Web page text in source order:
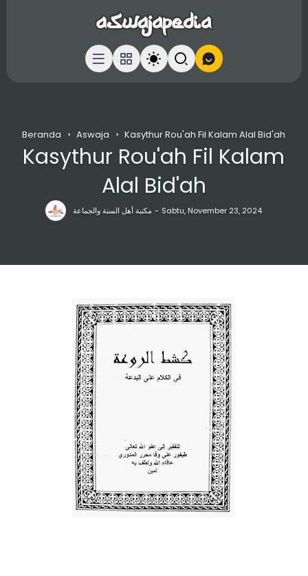
Beranda Aswaja Kasythur Rou'ah Fil Kalam Alal Bid'ah
مكتبة أهل السنة والجماعة Sabtu, November 23, 2024
Kasythur Rou'ah Fil Kalam
Alal Bid'ah